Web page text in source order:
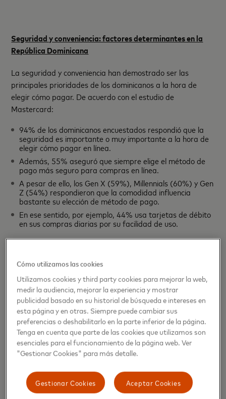
Seguridad y conveniencia: factores determinantes en la
República Dominicana
La seguridad y conveniencia han demostrado ser las
principales prioridades de los dominicanos a la hora de
elegir cómo pagar. De acuerdo con el estudio de
Mastercard:
94% de los dominicanos encuestados respondió que la
seguridad es importante o muy importante a la hora de
elegir cómo pagar en línea.
Además, 55% aseguró que siempre elige el método de
pago más seguro para compras en línea.
A pesar de ello, los Gen X (59%), Millennials (60%) y Gen
Z (54%) respondieron que la comodidad influencia
bastante su elección de método de pago.
En ese sentido, por ejemplo, 44% usa tarjetas de débito
en sus compras diarias por su facilidad de uso.
pagos seguros, Mastercard cuenta con una estrategia de
ciberseguridad holística. La empresa utiliza el análisis de
datos y la inteligencia artificial para identificar
vulnerabilidades con antelación y desplegar escudos de
protección automáticos para todos los consumidores.
En general, la empresa global de tecnología seguirá
trabajando con todos los actores en el ecosistema de
comerciantes y gobiernos, para desarrollar soluciones
innovadoras que atiendan las necesidades de todos los
Cómo utilizamos las cookies
Utilizamos cookies y third party cookies para mejorar la web,
medir la audiencia, mejorar la experiencia y mostrar
publicidad basado en su historial de búsqueda e intereses en
esta página y en otras. Siempre puede cambiar sus
preferencias o deshabilitarlo en la parte inferior de la página.
Tenga en cuenta que parte de las cookies que utilizamos son
esenciales para el funcionamiento de la página web. Ver
"Gestionar Cookies" para más detalle.
Aceptar Cookies
Gestionar Cookies